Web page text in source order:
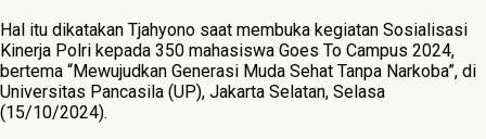
Hal itu dikatakan Tjahyono saat membuka kegiatan Sosialisasi
Kinerja Polri kepada 350 mahasiswa Goes To Campus 2024,
bertema “Mewujudkan Generasi Muda Sehat Tanpa Narkoba”, di
Universitas Pancasila (UP), Jakarta Selatan, Selasa
(15/10/2024).